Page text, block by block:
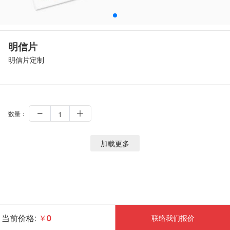
明信片
明信片定制
数量：
加载更多
当前价格: ￥0 联络我们报价